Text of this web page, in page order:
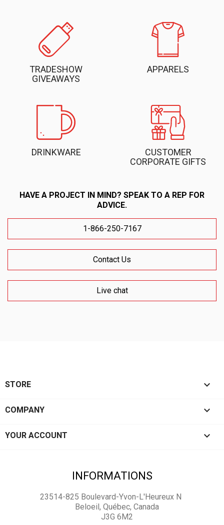
TRADESHOW
GIVEAWAYS
APPARELS
DRINKWARE
CUSTOMER
CORPORATE GIFTS
HAVE A PROJECT IN MIND? SPEAK TO A REP FOR
ADVICE.
1-866-250-7167
Contact Us
Live chat
STORE 
COMPANY 
YOUR ACCOUNT 
INFORMATIONS
23514-825 Boulevard-Yvon-L'Heureux N
Beloeil, Québec, Canada
J3G 6M2